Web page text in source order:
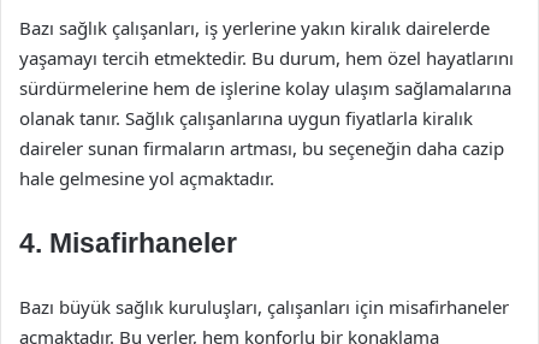
Bazı sağlık çalışanları, iş yerlerine yakın kiralık dairelerde
yaşamayı tercih etmektedir. Bu durum, hem özel hayatlarını
sürdürmelerine hem de işlerine kolay ulaşım sağlamalarına
olanak tanır. Sağlık çalışanlarına uygun fiyatlarla kiralık
daireler sunan firmaların artması, bu seçeneğin daha cazip
hale gelmesine yol açmaktadır.
4. Misafirhaneler
Bazı büyük sağlık kuruluşları, çalışanları için misafirhaneler
açmaktadır. Bu yerler, hem konforlu bir konaklama